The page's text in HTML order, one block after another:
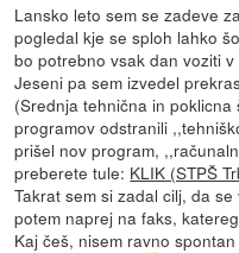
Lansko leto sem se zadeve
pogledal kje se sploh lahko
bo potrebno vsak dan voziti
Jeseni pa sem izvedel
(Srednja tehnična in
programov odstranili
prišel nov program,
preberete tule: KLIK (STPŠ
Takrat sem si zadal cilj, da
potem naprej na faks,
Kaj češ, nisem ravno